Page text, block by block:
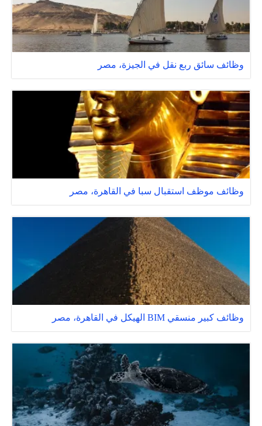
وظائف سائق ربع نقل في الجيزة، مصر
وظائف موظف استقبال سبا في القاهرة، مصر
وظائف كبير منسقي BIM الهيكل في القاهرة، مصر